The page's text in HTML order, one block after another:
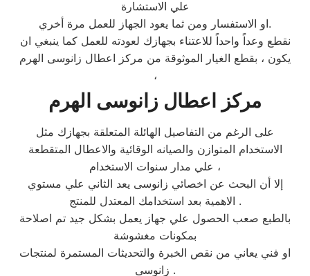
علي الاستشارة
او الاستفسار ومن ثما يعود الجهاز للعمل مرة أخري.
نقطع وعداً واحداً للاعتناء بجهازك لعودته للعمل كما ينبغي ان
يكون ، بقطع الغيار الموثوقة من مركز اعطال زانوسى الهرم
،
مركز اعطال زانوسى الهرم
على الرغم من التفاصيل الهائلة المتعلقة بجهازك مثل
الاستخدام المتوازن والصيانه الوقائية والاعطال المتقطعة
علي مدار سنوات الاستخدام ،
إلا أن البحث عن اخصائي زانوسى يعد الثاني علي مستوي
الاهمية بعد استخدامك المعتدل للمنتج .
بالطبع صعب الحصول علي جهاز يعمل بشكل جيد تم اصلاحة
بمكونات مغشوشة
او فني يعاني من نقص الخبرة والتحديثات المستمرة لمنتجات
زانوسى .